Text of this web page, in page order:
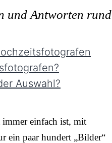
und Antworten rund
Auswahl?
einfach ist, mit
ein paar hundert „Bilder“